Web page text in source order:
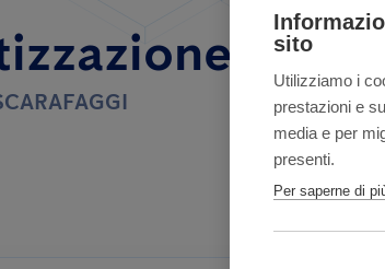
per
sito
Utilizziamo i
prestazioni e
media e per
presenti.
Per saperne di